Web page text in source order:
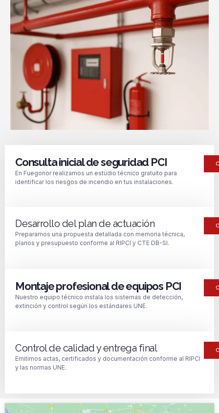
Consulta inicial de seguridad PCI
En Fuegonor realizamos un estudio técnico gratuito para
identificar los riesgos de incendio en tus instalaciones.
Desarrollo del plan de actuación
Preparamos una propuesta detallada con memoria técnica,
planos y presupuesto conforme al RIPCI y CTE DB-SI.
Montaje profesional de equipos PCI
Nuestro equipo técnico instala los sistemas de detección,
extinción y control según los estándares UNE.
Control de calidad y entrega final
Emitimos actas, certificados y documentación conforme al RIPCI
y las normas UNE.